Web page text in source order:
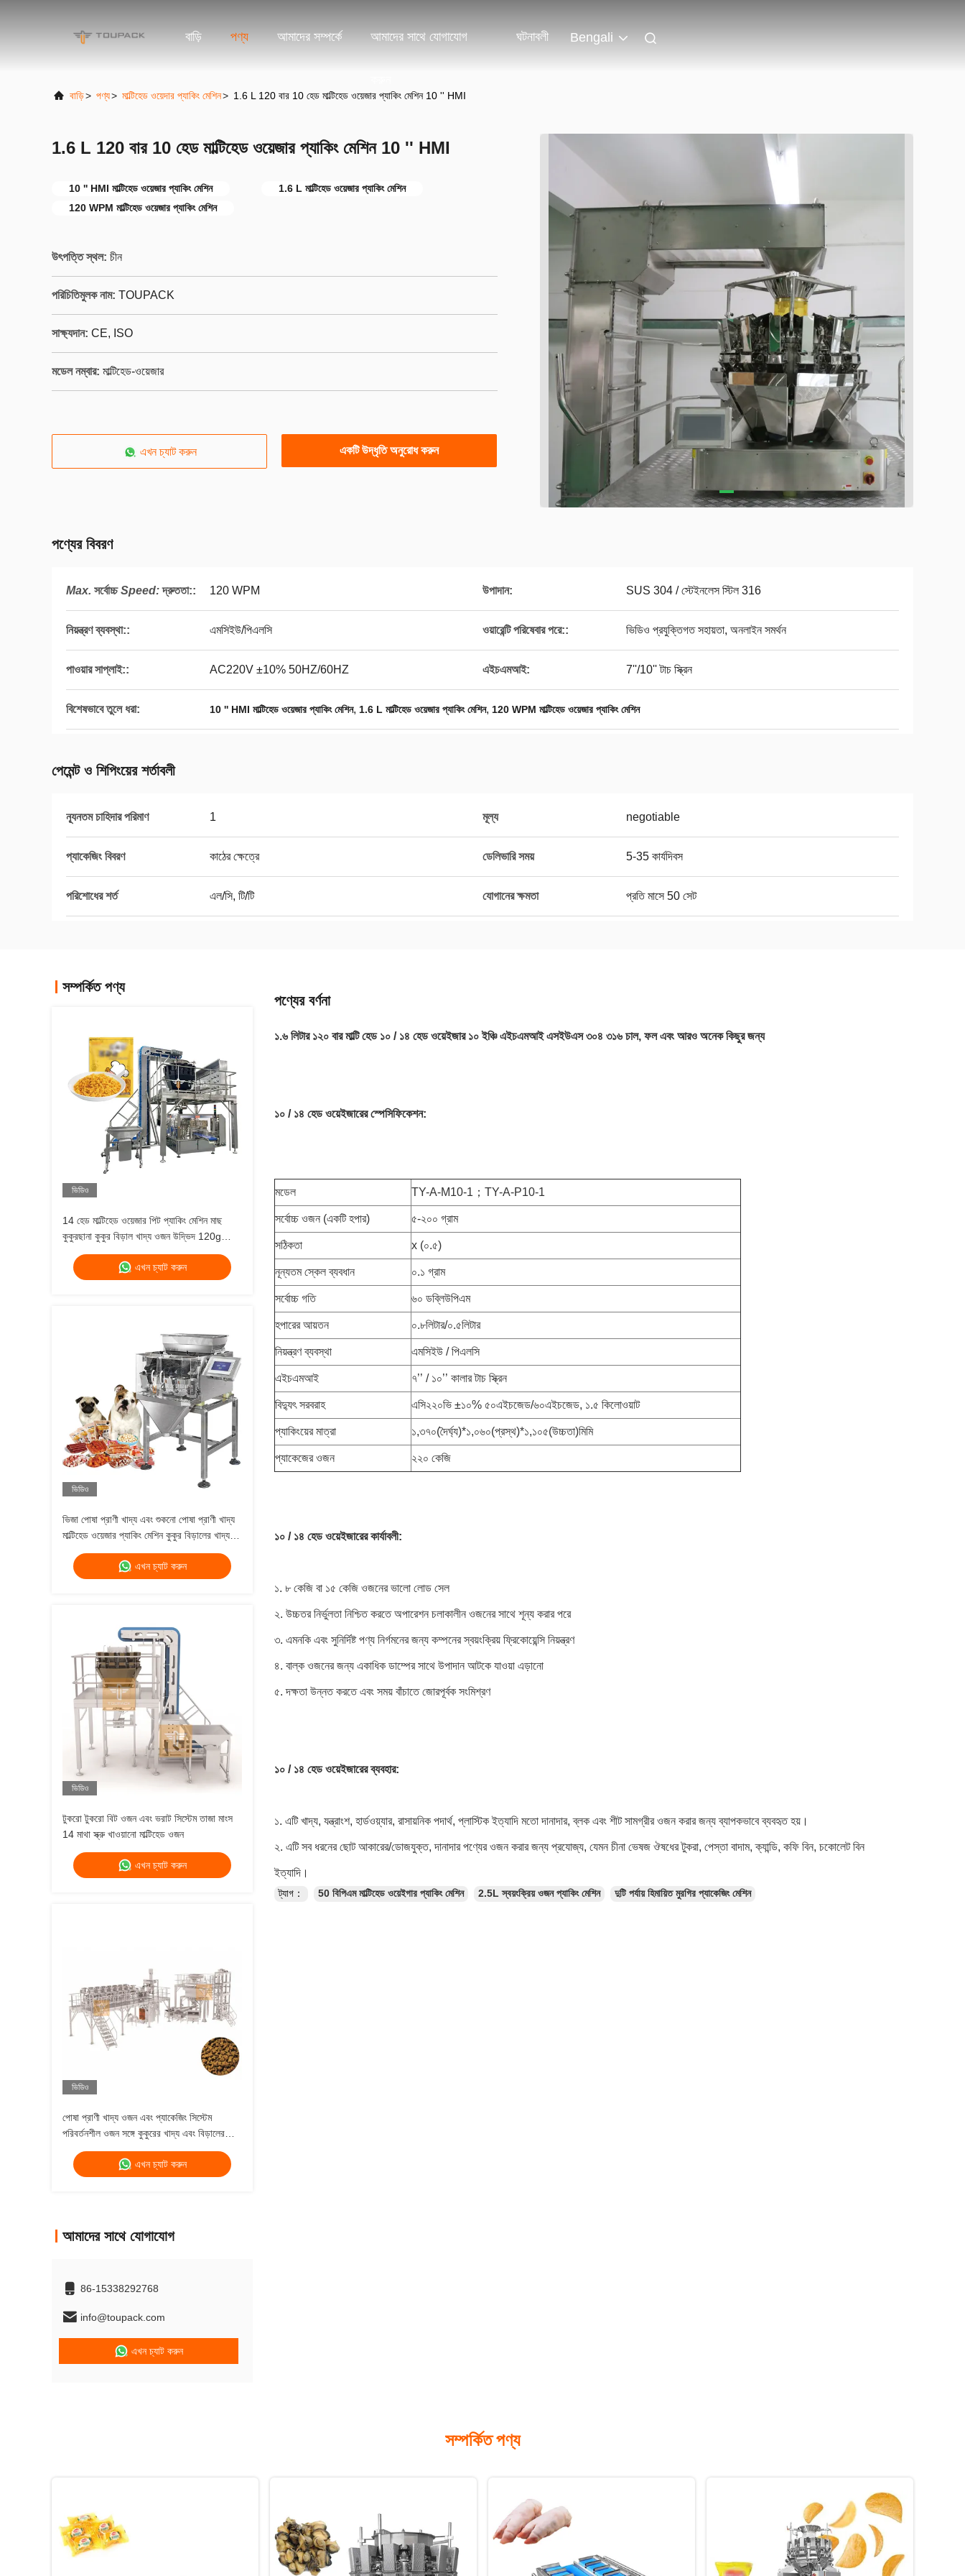
বাড়ি পণ্য আমাদের সম্পর্কে আমাদের সাথে যোগাযোগ ঘটনাবলী Bengali
বাড়ি> পণ্য> মাল্টিহেড ওয়েদার প্যাকিং মেশিন> 1.6 L 120 বার 10 হেড মাল্টিহেড ওয়েজার প্যাকিং মেশিন 10 '' HMI
1.6 L 120 বার 10 হেড মাল্টিহেড ওয়েজার প্যাকিং মেশিন 10 '' HMI
10 '' HMI মাল্টিহেড ওয়েজার প্যাকিং মেশিন
1.6 L মাল্টিহেড ওয়েজার প্যাকিং মেশিন
120 WPM মাল্টিহেড ওয়েজার প্যাকিং মেশিন
উৎপত্তি স্থল: চীন
পরিচিতিমুলক নাম: TOUPACK
সাক্ষ্যদান: CE, ISO
মডেল নম্বার: মাল্টিহেড-ওয়েজার
এখন চ্যাট করুন একটি উদ্ধৃতি অনুরোধ করুন
পণ্যের বিবরণ
Max. সর্বোচ্চ Speed: দ্রুততা:: 120 WPM উপাদান: SUS 304 / স্টেইনলেস স্টিল 316
নিয়ন্ত্রণ ব্যবস্থা:: এমসিইউ/পিএলসি ওয়ারেন্টি পরিষেবার পরে:: ভিডিও প্রযুক্তিগত সহায়তা, অনলাইন সমর্থন
পাওয়ার সাপ্লাই:: AC220V ±10% 50HZ/60HZ এইচএমআই: 7''/10'' টাচ স্ক্রিন
বিশেষভাবে তুলে ধরা: 10 '' HMI মাল্টিহেড ওয়েজার প্যাকিং মেশিন, 1.6 L মাল্টিহেড ওয়েজার প্যাকিং মেশিন, 120 WPM মাল্টিহেড ওয়েজার প্যাকিং মেশিন
পেমেন্ট ও শিপিংয়ের শর্তাবলী
ন্যূনতম চাহিদার পরিমাণ 1 মূল্য negotiable
প্যাকেজিং বিবরণ কাঠের ক্ষেত্রে ডেলিভারি সময় 5-35 কার্যদিবস
পরিশোধের শর্ত এল/সি, টি/টি যোগানের ক্ষমতা প্রতি মাসে 50 সেট
সম্পর্কিত পণ্য
ভিডিও
14 হেড মাল্টিহেড ওয়েজার পিট প্যাকিং মেশিন মাছ
কুকুরছানা কুকুর বিড়াল খাদ্য ওজন উদ্ভিদ 120g
240g 400g 1kg জিপলক প্যাকিং মেশিন
এখন চ্যাট করুন
ভিডিও
ভিজা পোষা প্রাণী খাদ্য এবং শুকনো পোষা প্রাণী খাদ্য
মাল্টিহেড ওয়েজার প্যাকিং মেশিন কুকুর বিড়ালের খাদ্য
ওজন 120g 240g 400g 1kg ব্যাগ প্যাকিং মেশিন
এখন চ্যাট করুন
ভিডিও
টুকরো টুকরো বিট ওজন এবং ভরাট সিস্টেম তাজা মাংস
14 মাথা স্ক্রু খাওয়ানো মাল্টিহেড ওজন
এখন চ্যাট করুন
ভিডিও
পোষা প্রাণী খাদ্য ওজন এবং প্যাকেজিং সিস্টেম
পরিবর্তনশীল ওজন সঙ্গে কুকুরের খাদ্য এবং বিড়ালের
খাদ্য মাল্টিহেড ওজন
এখন চ্যাট করুন
আমাদের সাথে যোগাযোগ
86-15338292768
info@toupack.com
এখন চ্যাট করুন
পণ্যের বর্ণনা
১.৬ লিটার ১২০ বার মাল্টি হেড ১০ / ১৪ হেড ওয়েইজার ১০ ইঞ্চি এইচএমআই এসইউএস ৩০৪ ৩১৬ চাল, ফল এবং আরও অনেক কিছুর জন্য
১০ / ১৪ হেড ওয়েইজারের স্পেসিফিকেশন:
মডেল TY-A-M10-1；TY-A-P10-1
সর্বোচ্চ ওজন (একটি হপার) ৫-২০০ গ্রাম
সঠিকতা x (০.৫)
নূন্যতম স্কেল ব্যবধান ০.১ গ্রাম
সর্বোচ্চ গতি ৬০ ডব্লিউপিএম
হপারের আয়তন ০.৮লিটার/০.৫লিটার
নিয়ন্ত্রণ ব্যবস্থা এমসিইউ / পিএলসি
এইচএমআই ৭’’ / ১০’’ কালার টাচ স্ক্রিন
বিদ্যুৎ সরবরাহ এসি২২০ভি ±১০% ৫০এইচজেড/৬০এইচজেড, ১.৫ কিলোওয়াট
প্যাকিংয়ের মাত্রা ১,৩৭০(দৈর্ঘ্য)*১,০৬০(প্রস্থ)*১,১০৫(উচ্চতা)মিমি
প্যাকেজের ওজন ২২০ কেজি
১০ / ১৪ হেড ওয়েইজারের কার্যাবলী:
১. ৮ কেজি বা ১৫ কেজি ওজনের ভালো লোড সেল
২. উচ্চতর নির্ভুলতা নিশ্চিত করতে অপারেশন চলাকালীন ওজনের সাথে শূন্য করার পরে
৩. এমনকি এবং সুনির্দিষ্ট পণ্য নির্গমনের জন্য কম্পনের স্বয়ংক্রিয় ফ্রিকোয়েন্সি নিয়ন্ত্রণ
৪. বাল্ক ওজনের জন্য একাধিক ডাম্পের সাথে উপাদান আটকে যাওয়া এড়ানো
৫. দক্ষতা উন্নত করতে এবং সময় বাঁচাতে জোরপূর্বক সংমিশ্রণ
১০ / ১৪ হেড ওয়েইজারের ব্যবহার:
১. এটি খাদ্য, যন্ত্রাংশ, হার্ডওয়্যার, রাসায়নিক পদার্থ, প্লাস্টিক ইত্যাদি মতো দানাদার, ব্লক এবং শীট সামগ্রীর ওজন করার জন্য ব্যাপকভাবে ব্যবহৃত হয়।
২. এটি সব ধরনের ছোট আকারের/ডোজযুক্ত, দানাদার পণ্যের ওজন করার জন্য প্রযোজ্য, যেমন চীনা ভেষজ ঔষধের টুকরা, পেস্তা বাদাম, ক্যান্ডি, কফি বিন, চকোলেট বিন
ইত্যাদি।
ট্যাগ： 50 বিপিএম মাল্টিহেড ওয়েইগার প্যাকিং মেশিন 2.5L স্বয়ংক্রিয় ওজন প্যাকিং মেশিন দুটি পর্যায় হিমায়িত মুরগির প্যাকেজিং মেশিন
সম্পর্কিত পণ্য